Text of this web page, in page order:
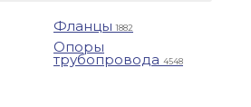
Фланцы1882
Опоры
трубопровода 4548